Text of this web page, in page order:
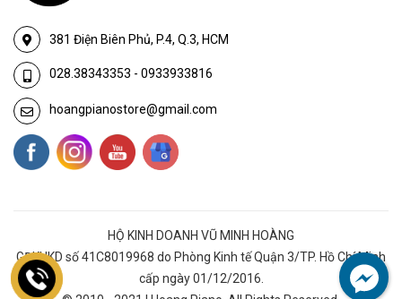
381 Điện Biên Phủ, P.4, Q.3, HCM
028.38343353 - 0933933816
hoangpianostore@gmail.com
HỘ KINH DOANH VŨ MINH HOÀNG
GĐKHKD số 41C8019968 do Phòng Kinh tế Quận 3/TP. Hồ Chí Minh
cấp ngày 01/12/2016.